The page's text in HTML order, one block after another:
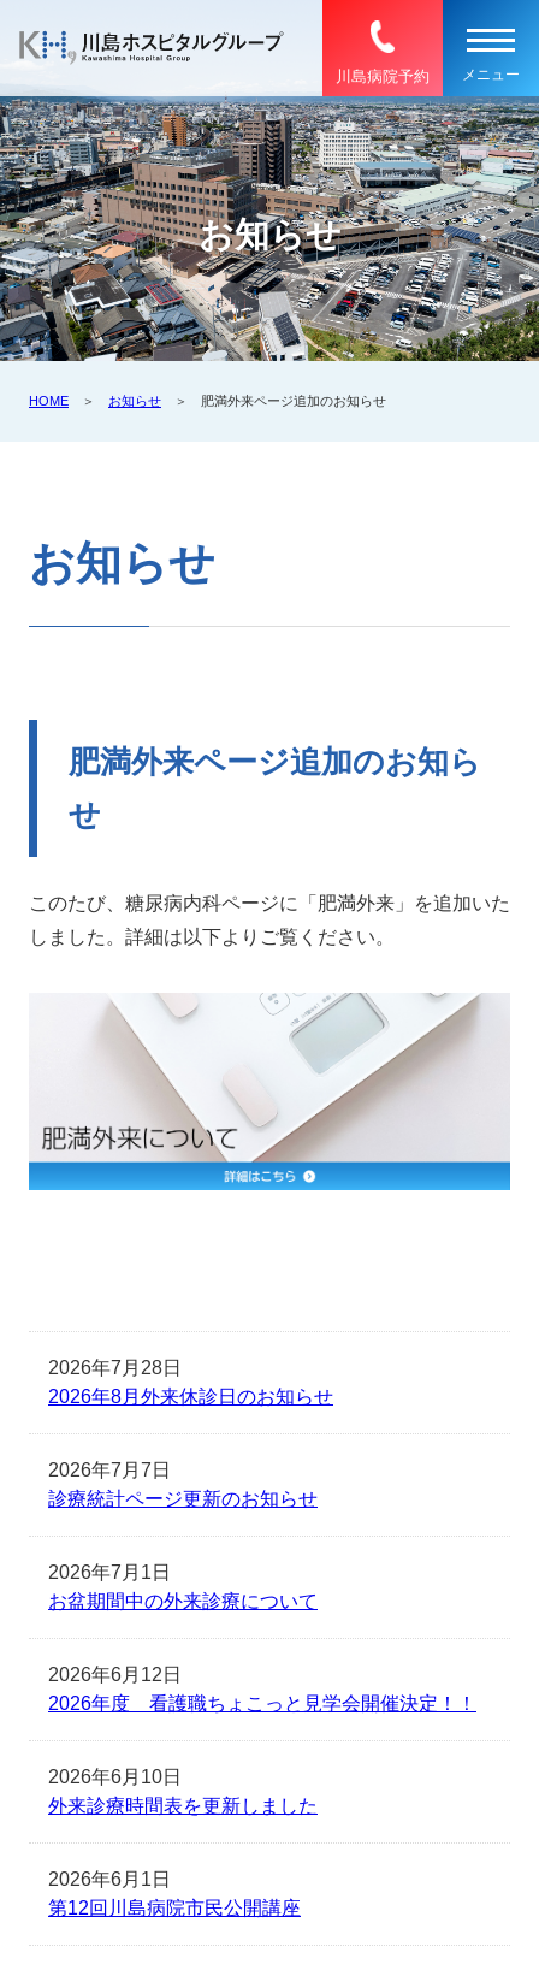
川島病院予約
お知らせ
HOME ＞ お知らせ ＞ 肥満外来ページ追加のお知らせ
お知らせ
肥満外来ページ追加のお知ら
せ
このたび、糖尿病内科ページに「肥満外来」を追加いた
しました。詳細は以下よりご覧ください。
2026年7月28日
2026年8月外来休診日のお知らせ
2026年7月7日
診療統計ページ更新のお知らせ
2026年7月1日
お盆期間中の外来診療について
2026年6月12日
2026年度 看護職ちょこっと見学会開催決定！！
2026年6月10日
外来診療時間表を更新しました
2026年6月1日
第12回川島病院市民公開講座